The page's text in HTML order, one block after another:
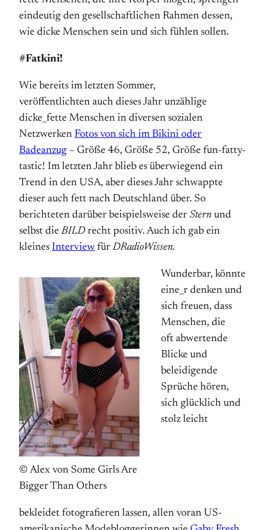
eindeutig den gesellschaftlichen Rahmen dessen,
wie dicke Menschen sein und sich fühlen sollen.
#Fatkini!
Wie bereits im letzten Sommer,
veröffentlichten auch dieses Jahr unzählige
dicke_fette Menschen in diversen sozialen
Netzwerken Fotos von sich im Bikini oder
Badeanzug – Größe 46, Größe 52, Größe fun-fatty-
tastic! Im letzten Jahr blieb es überwiegend ein
Trend in den USA, aber dieses Jahr schwappte
dieser auch fett nach Deutschland über. So
berichteten darüber beispielsweise der Stern und
selbst dieBILD recht positiv. Auch ich gab ein
kleines Interview für DRadioWissen.
© Alex von Some Girls Are
Bigger Than Others
Wunderbar, könnte
eine_r denken und
sich freuen, dass
Menschen, die
oft abwertende
Blicke und
beleidigende
Sprüche hören,
sich glücklich und
stolz leicht
bekleidet fotografieren lassen, allen voran US-